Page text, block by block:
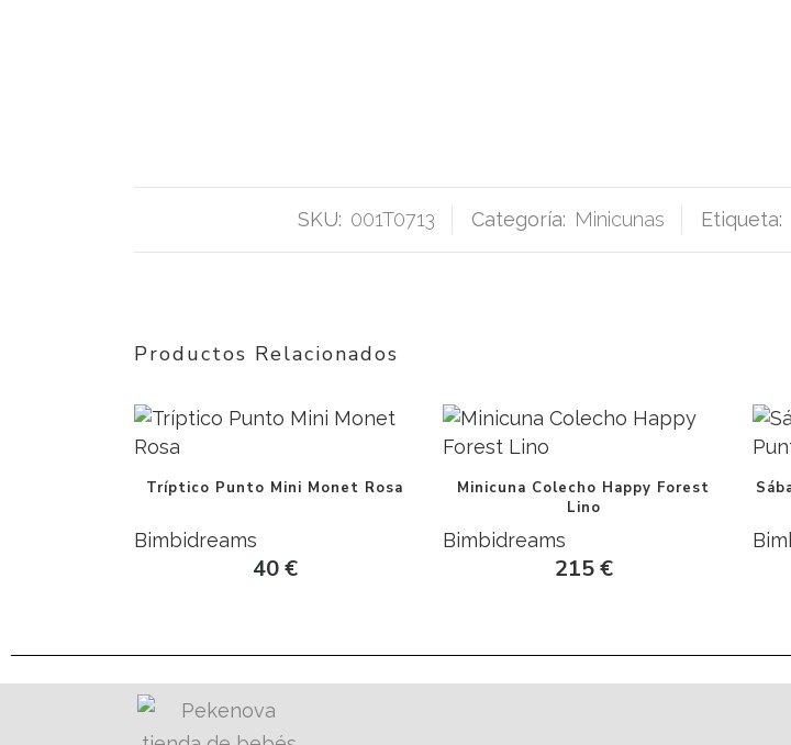
SKU: 001T0713 Categoría: Minicunas Etiqueta:
Productos Relacionados
Tríptico Punto Mini Monet Rosa
Bimbidreams
40€
Minicuna Colecho Happy Forest
Lino
Bimbidreams
215€